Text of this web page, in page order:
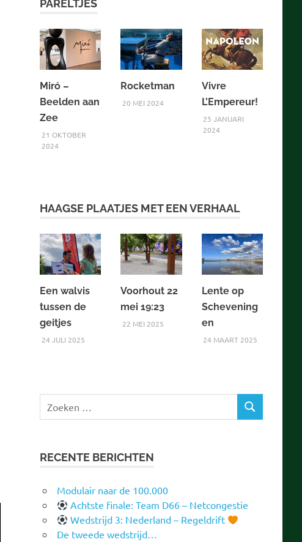
PARELTJES
Miró –
Beelden aan
Zee
21 OKTOBER
2024
Rocketman
20 MEI 2024
Vivre
L’Empereur!
25 JANUARI
2024
HAAGSE PLAATJES MET EEN VERHAAL
Een walvis
tussen de
geitjes
24 JULI 2025
Voorhout 22
mei 19:23
22 MEI 2025
Lente op
Schevening
en
24 MAART 2025
naar:
ZOEKEN
RECENTE BERICHTEN
Modulair naar de 100.000
Achtste finale: Team D66 – Netcongestie
Wedstrijd 3: Nederland – Regeldrift
De tweede wedstrijd…